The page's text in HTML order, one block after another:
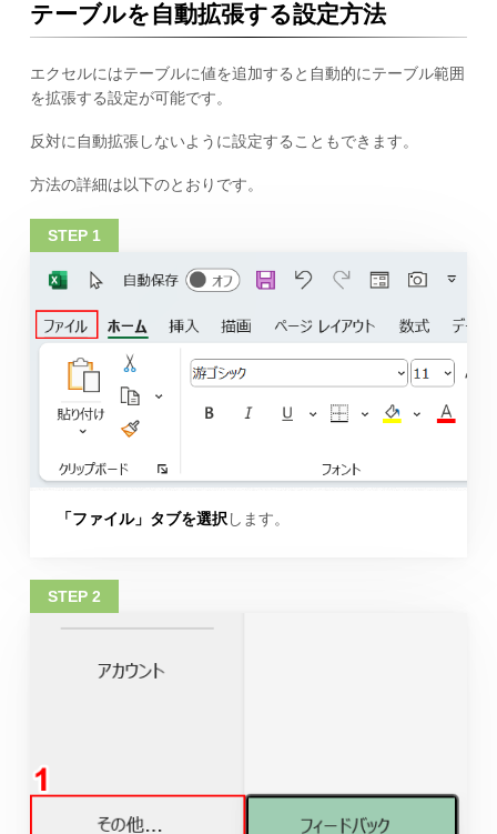
テーブルを自動拡張する設定方法
エクセルにはテーブルに値を追加すると自動的にテーブル範囲
を拡張する設定が可能です。
反対に自動拡張しないように設定することもできます。
方法の詳細は以下のとおりです。
「ファイル」タブを選択します。